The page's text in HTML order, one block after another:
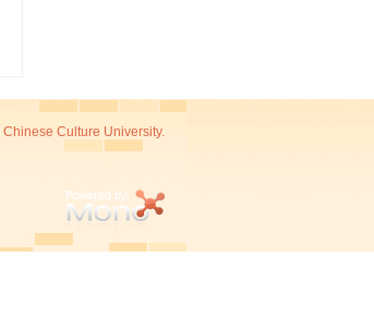
Chinese Culture University.